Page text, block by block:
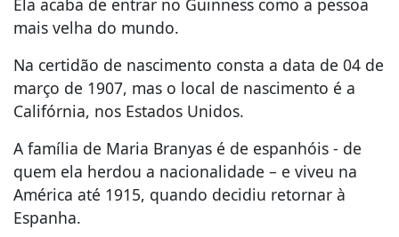
Ela acaba de entrar no Guinness como a pessoa
mais velha do mundo.
Na certidão de nascimento consta a data de 04 de
março de 1907, mas o local de nascimento é a
Califórnia, nos Estados Unidos.
A família de Maria Branyas é de espanhóis - de
quem ela herdou a nacionalidade – e viveu na
América até 1915, quando decidiu retornar à
Espanha.